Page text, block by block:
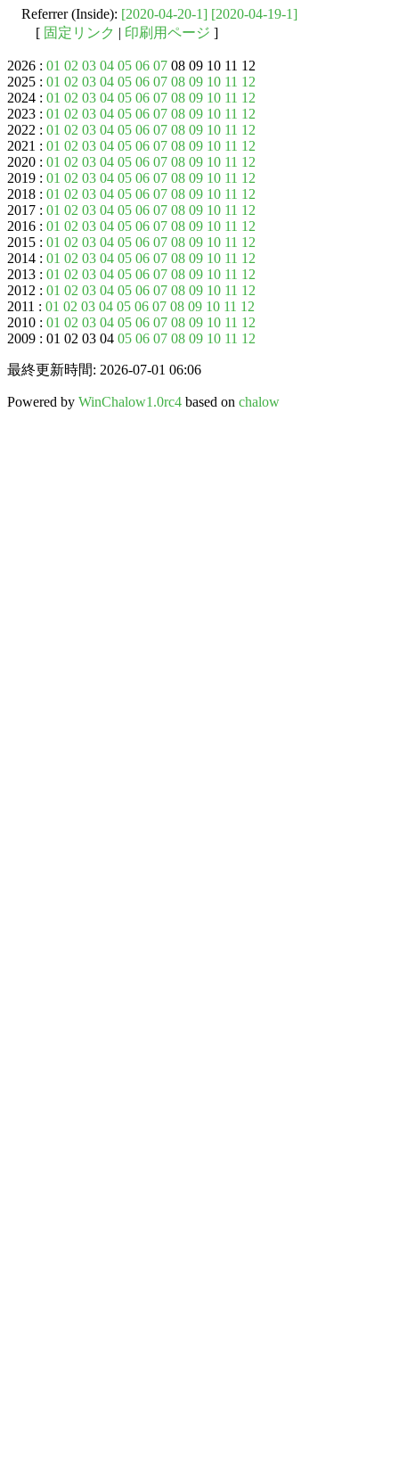
Referrer (Inside): [2020-04-20-1] [2020-04-19-1]
[ 固定リンク | 印刷用ページ ]
2026 : 01 02 03 04 05 06 07 08 09 10 11 12
2025 : 01 02 03 04 05 06 07 08 09 10 11 12
2024 : 01 02 03 04 05 06 07 08 09 10 11 12
2023 : 01 02 03 04 05 06 07 08 09 10 11 12
2022 : 01 02 03 04 05 06 07 08 09 10 11 12
2021 : 01 02 03 04 05 06 07 08 09 10 11 12
2020 : 01 02 03 04 05 06 07 08 09 10 11 12
2019 : 01 02 03 04 05 06 07 08 09 10 11 12
2018 : 01 02 03 04 05 06 07 08 09 10 11 12
2017 : 01 02 03 04 05 06 07 08 09 10 11 12
2016 : 01 02 03 04 05 06 07 08 09 10 11 12
2015 : 01 02 03 04 05 06 07 08 09 10 11 12
2014 : 01 02 03 04 05 06 07 08 09 10 11 12
2013 : 01 02 03 04 05 06 07 08 09 10 11 12
2012 : 01 02 03 04 05 06 07 08 09 10 11 12
2011 : 01 02 03 04 05 06 07 08 09 10 11 12
2010 : 01 02 03 04 05 06 07 08 09 10 11 12
2009 : 01 02 03 04 05 06 07 08 09 10 11 12
最終更新時間: 2026-07-01 06:06
Powered by WinChalow1.0rc4 based on chalow